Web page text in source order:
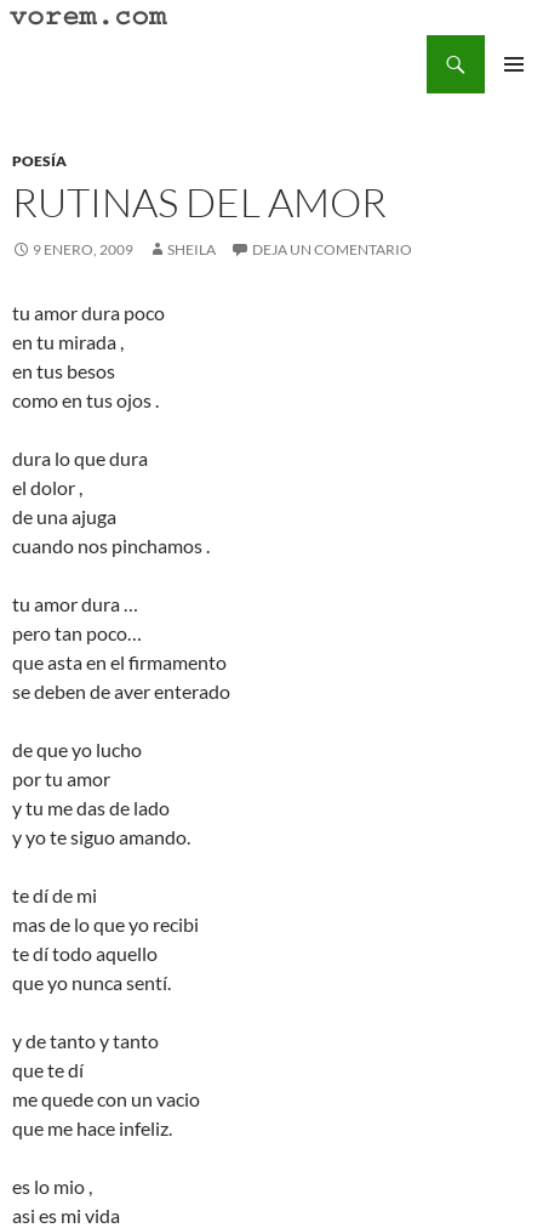
Saltar
POESÍA
RUTINAS DEL AMOR
9 ENERO, 2009 SHEILA DEJA UN COMENTARIO
tu amor dura poco
en tu mirada ,
en tus besos
como en tus ojos .
dura lo que dura
el dolor ,
de una ajuga
cuando nos pinchamos .
tu amor dura …
pero tan poco…
que asta en el firmamento
se deben de aver enterado
de que yo lucho
por tu amor
y tu me das de lado
y yo te siguo amando.
te dí de mi
mas de lo que yo recibi
te dí todo aquello
que yo nunca sentí.
y de tanto y tanto
que te dí
me quede con un vacio
que me hace infeliz.
es lo mio ,
asi es mi vida